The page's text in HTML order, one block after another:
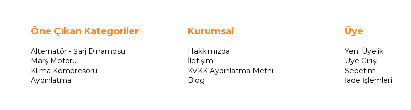
Öne Çıkan Kategoriler
Alternatör - Şarj Dinamosu
Marş Motoru
Klima Kompresörü
Aydınlatma
Kurumsal
Hakkımızda
İletişim
KVKK Aydınlatma Metni
Blog
Üye
Yeni Üyelik
Üye Girişi
Sepetim
İade İşlemleri